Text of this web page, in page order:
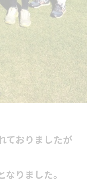
ておりましたが
りました。